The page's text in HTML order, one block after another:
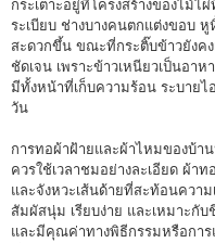
กระเตาะอยู่ที่โครงสร้างของไม้
ระเบียบ ช่างบางคนตกแต่งขอบ หู
สะดวกขึ้น ขณะที่กระติ๊บข้าวยังค
ชัดเจน เพราะข้าวเหนียวเป็นอา
มีทั้งหน้าที่เก็บความร้อน ระบาย
วัน
การทอผ้าฝ้ายและผ้าไหมของบ้
ควรใช้เวลาชมอย่างละเอียด ผ้
และจังหวะเส้นด้ายที่สะท้อนควา
สัมผัสนุ่ม เรียบง่าย และเหมาะกั
และมีคุณค่าทางพิธีกรรมหรือกา